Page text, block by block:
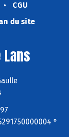
CGU
du site
°